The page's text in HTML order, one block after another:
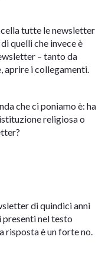
tutte le newsletter
quelli che invece è
– tanto da
aprire i collegamenti.
che ci poniamo è: ha
religiosa o
di quindici anni
nel testo
risposta è un forte no.